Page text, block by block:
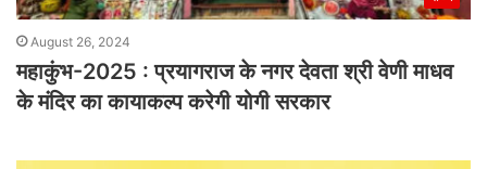
August 26, 2024
महाकुंभ-2025 : प्रयागराज के नगर देवता श्री वेणी माधव
के मंदिर का कायाकल्प करेगी योगी सरकार